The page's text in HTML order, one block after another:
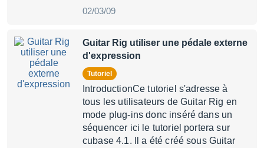
02/03/09
Guitar Rig utiliser une pédale externe
d'expression
Tutoriel
IntroductionCe tutoriel s'adresse à
tous les utilisateurs de Guitar Rig en
mode plug-ins donc inséré dans un
séquencer ici le tutoriel portera sur
cubase 4.1. Il a été créé sous Guitar